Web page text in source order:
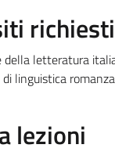
richiesti
della letteratura
linguistica
lezioni